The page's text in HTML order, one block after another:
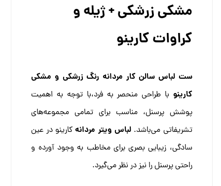
مشکی زرشکی + ژیله و
کراوات کارینو
ست لباس سالن کار مردانه رنگ زرشکی و مشکی
کارینو با طراحی منحصر به فرد،با توجه به اهمیت
پوشش پرسنل، مناسب برای تمامی مجموعه‌های
تشریفاتی می‌باشد. لباس ویتر مردانهکارینو در عین
سادگی، زیبایی بصری برای مخاطب به وجود آورده و
راحتی پرسنل را نیز در نظر می‌گیرد.